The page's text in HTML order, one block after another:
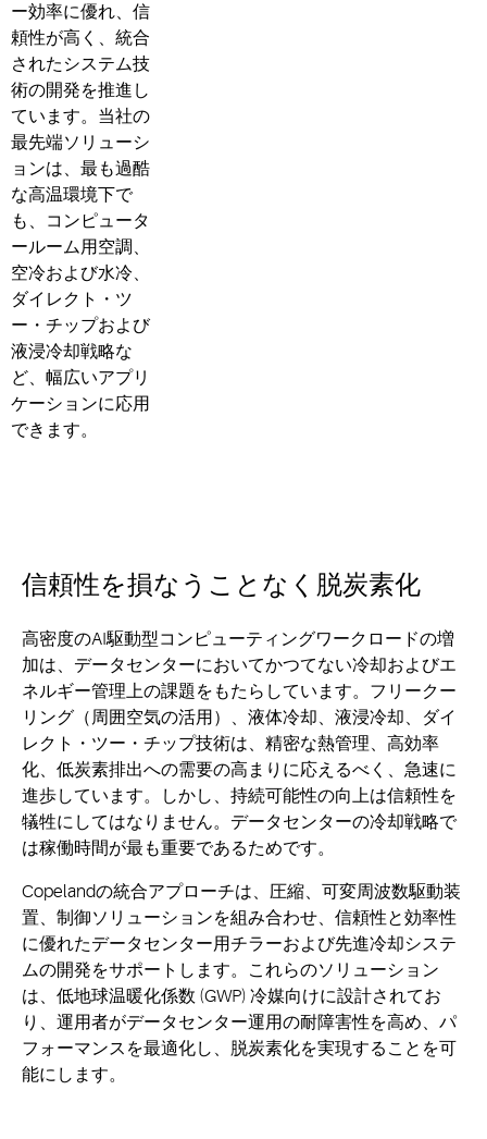
ー効率に優れ、信
頼性が高く、統合
されたシステム技
術の開発を推進し
ています。当社の
最先端ソリューシ
ョンは、最も過酷
な高温環境下で
も、コンピュータ
ールーム用空調、
空冷および水冷、
ダイレクト・ツ
ー・チップおよび
液浸冷却戦略な
ど、幅広いアプリ
ケーションに応用
できます。
信頼性を損なうことなく脱炭素化
高密度のAI駆動型コンピューティングワークロードの増
加は、データセンターにおいてかつてない冷却およびエ
ネルギー管理上の課題をもたらしています。フリークー
リング（周囲空気の活用）、液体冷却、液浸冷却、ダイ
レクト・ツー・チップ技術は、精密な熱管理、高効率
化、低炭素排出への需要の高まりに応えるべく、急速に
進歩しています。しかし、持続可能性の向上は信頼性を
犠牲にしてはなりません。データセンターの冷却戦略で
は稼働時間が最も重要であるためです。
Copelandの統合アプローチは、圧縮、可変周波数駆動装
置、制御ソリューションを組み合わせ、信頼性と効率性
に優れたデータセンター用チラーおよび先進冷却システ
ムの開発をサポートします。これらのソリューション
は、低地球温暖化係数 (GWP) 冷媒向けに設計されてお
り、運用者がデータセンター運用の耐障害性を高め、パ
フォーマンスを最適化し、脱炭素化を実現することを可
能にします。